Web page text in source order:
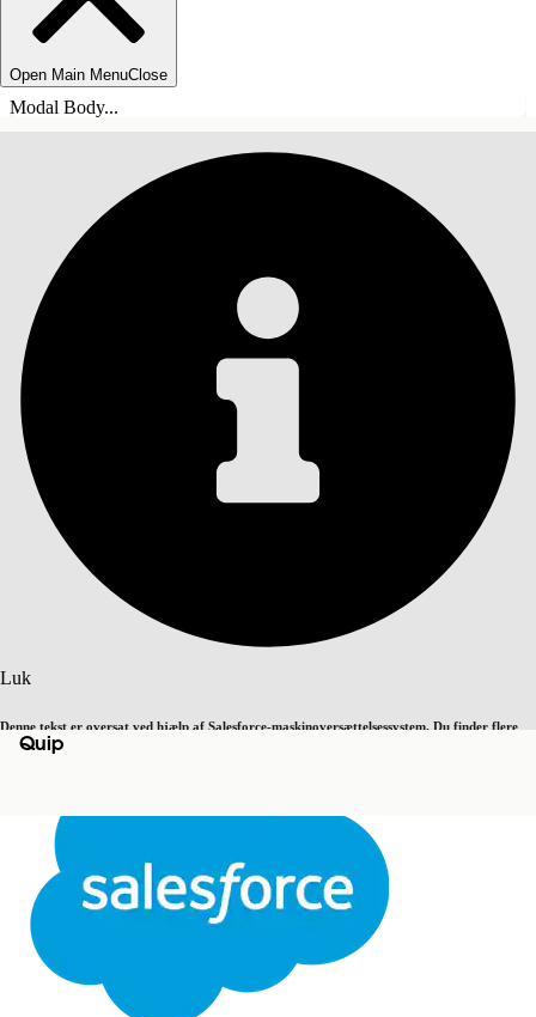
Open Main MenuClose
Modal Body...
Luk
Denne tekst er oversat ved hjælp af Salesforce-maskinoversættelsessystem. Du finder flere
detaljer
her
Luk
Quip
INDHOLD